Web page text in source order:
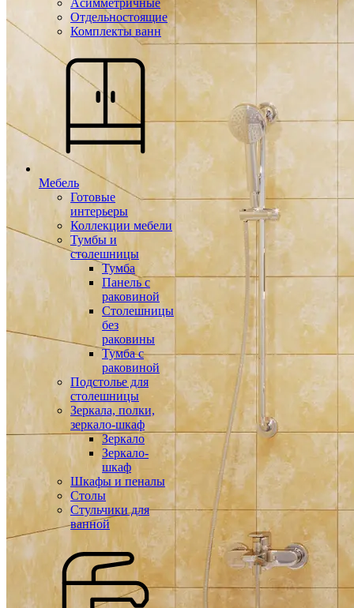
Асимметричные
Отдельностоящие
Комплекты ванн
Мебель
Готовые
интерьеры
Коллекции мебели
Тумбы и
столешницы
Тумба
Панель с
раковиной
Столешницы
без
раковины
Тумба с
раковиной
Подстолье для
столешницы
Зеркала, полки,
зеркало-шкаф
Зеркало
Зеркало-
шкаф
Шкафы и пеналы
Столы
Стульчики для
ванной